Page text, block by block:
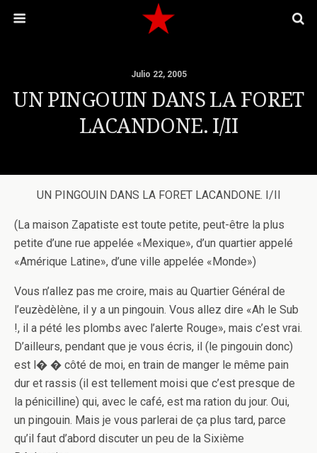
Julio 22, 2005
UN PINGOUIN DANS LA FORET
LACANDONE. I/II
UN PINGOUIN DANS LA FORET LACANDONE. I/II
(La maison Zapatiste est toute petite, peut-être la plus
petite d’une rue appelée «Mexique», d’un quartier appelé
«Amérique Latine», d’une ville appelée «Monde»)
Vous n’allez pas me croire, mais au Quartier Général de
l’euzèdèlène, il y a un pingouin. Vous allez dire «Ah le Sub
!, il a pété les plombs avec l’alerte Rouge», mais c’est vrai.
D’ailleurs, pendant que je vous écris, il (le pingouin donc)
est l� � côté de moi, en train de manger le même pain
dur et rassis (il est tellement moisi que c’est presque de
la pénicilline) qui, avec le café, est ma ration du jour. Oui,
un pingouin. Mais je vous parlerai de ça plus tard, parce
qu’il faut d’abord discuter un peu de la Sixième